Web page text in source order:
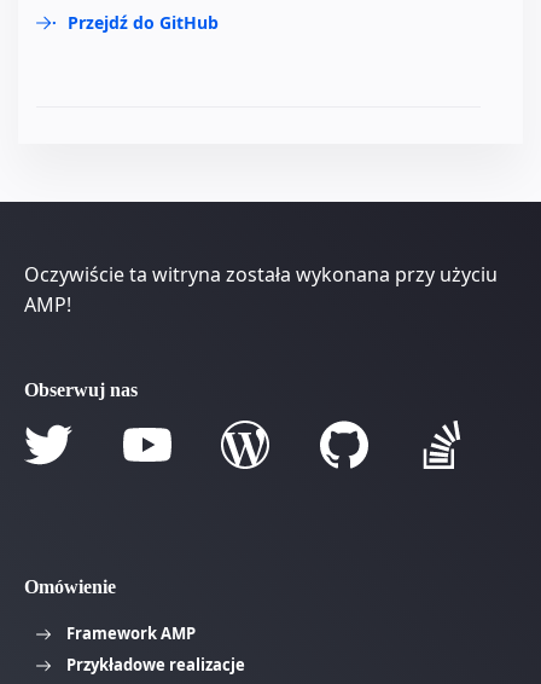
Przejdź do GitHub
Oczywiście ta witryna została wykonana przy użyciu
AMP!
Obserwuj nas
Omówienie
Framework AMP
Przykładowe realizacje